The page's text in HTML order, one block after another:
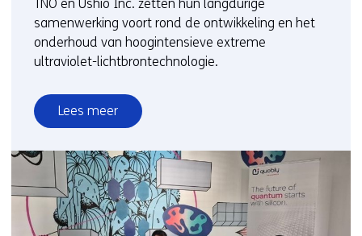
TNO en Ushio Inc. zetten hun langdurige
samenwerking voort rond de ontwikkeling en het
onderhoud van hoogintensieve extreme
ultraviolet-lichtbrontechnologie.
Lees meer
over
TNO
en
Ushio,
een
stabiele